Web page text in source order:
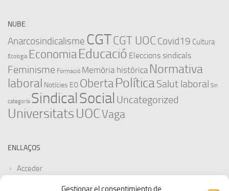
Gestionar el consentimiento de
NUBE
Anarcosindicalisme CGTCGT UOC Covid19 Cultura
Ecologia EconomiaEducació Eleccions sindicals
Feminisme Formació Memòria històrica Normativa
laboral Notícies EO ObertaPolíticaSalut laboral Sin
categoría SindicalSocial Uncategorized
UniversitatsUOCVaga
ENLLAÇOS
Acceder